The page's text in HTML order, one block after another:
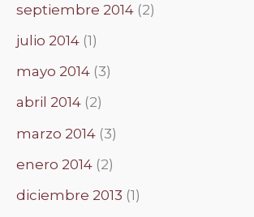
septiembre 2014 (2)
julio 2014 (1)
mayo 2014 (3)
abril 2014 (2)
marzo 2014 (3)
enero 2014 (2)
diciembre 2013 (1)